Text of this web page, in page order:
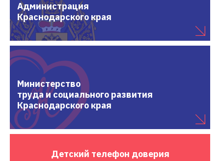
Администрация
Краснодарского края
Министерство
труда и социального развития
Краснодарского края
Детский телефон доверия